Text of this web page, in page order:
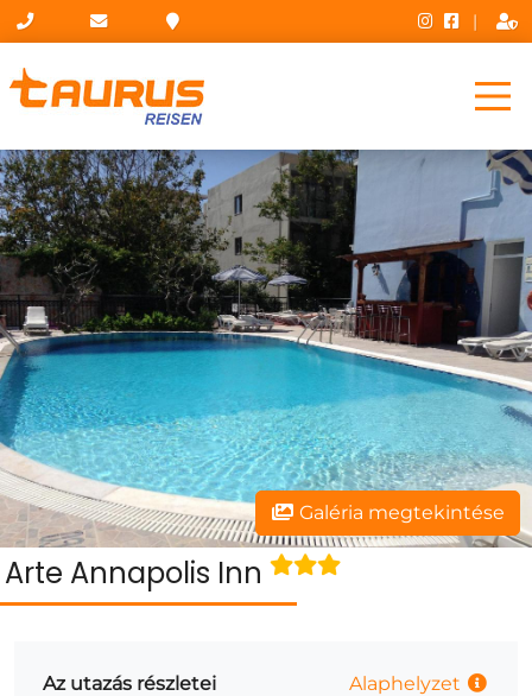
|
Galéria megtekintése
Arte Annapolis Inn
Az utazás részletei
Alaphelyzet